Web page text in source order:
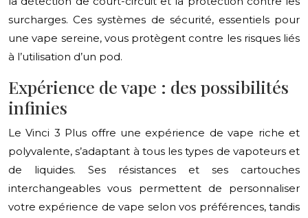
surcharges. Ces systèmes de sécurité, essentiels pour
une vape sereine, vous protègent contre les risques liés
à l’utilisation d’un pod.
Expérience de vape : des possibilités
infinies
Le Vinci 3 Plus offre une expérience de vape riche et
polyvalente, s’adaptant à tous les types de vapoteurs et
de liquides. Ses résistances et ses cartouches
interchangeables vous permettent de personnaliser
votre expérience de vape selon vos préférences, tandis